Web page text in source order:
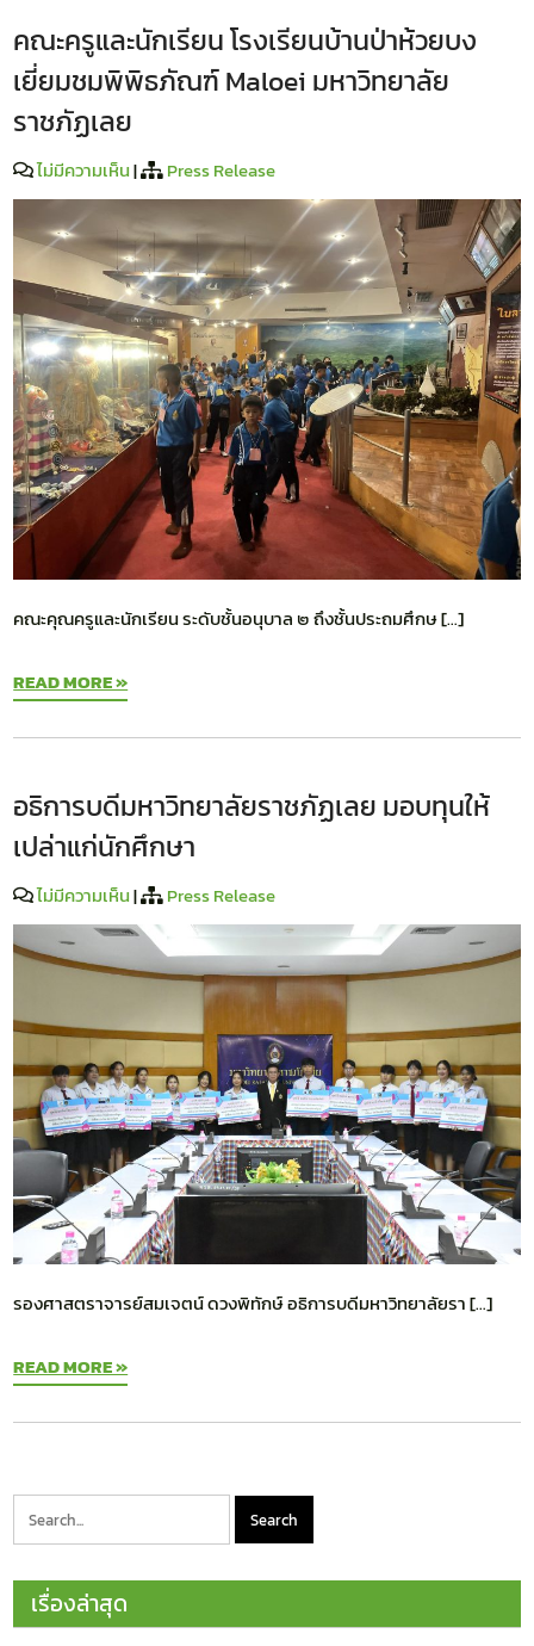
คณะครูและนักเรียน โรงเรียนบ้านป่าห้วยบง
เยี่ยมชมพิพิธภัณฑ์ Maloei มหาวิทยาลัย
ราชภัฏเลย
ไม่มีความเห็น| Press Release
คณะคุณครูและนักเรียน ระดับชั้นอนุบาล ๒ ถึงชั้นประถมศึกษ […]
READ MORE »
อธิการบดีมหาวิทยาลัยราชภัฏเลย มอบทุนให้
เปล่าแก่นักศึกษา
ไม่มีความเห็น| Press Release
รองศาสตราจารย์สมเจตน์ ดวงพิทักษ์ อธิการบดีมหาวิทยาลัยรา […]
READ MORE »
เรื่องล่าสุด